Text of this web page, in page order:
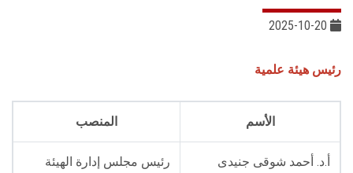
رئيس هيئة علمية
الأسم المنصب
أ.د. أحمد شوقى جنيدى
رئيس مجلس إدارة الهيئة